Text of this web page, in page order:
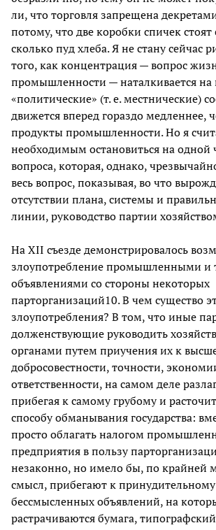
ли, что торговля запрещена
потому, что две коробки спичек стоят
сколько пуд хлеба. Я не стану сейчас
того, как концентрация — вопрос
промышленности — наталкивается
«политические» (т. е. местнические)
движется вперед гораздо медленнее,
продукты промышленности. Но я
необходимым остановиться на одной
вопроса, которая, однако,
весь вопрос, показывая, во что
отсутствии плана, системы и
линии, руководство партии
На XII съезде демонстрировалось
злоупотребление промышленными и
объявлениями со стороны некоторых
парторганизаций10. В чем существо
злоупотребления? В том, что иные
долженствующие руководить
органами путем приучения их к
добросовестности, точности,
ответственности, на самом деле
прибегая к самому грубому и
способу обманывания государства:
просто облагать налогом
предприятия в пользу
незаконно, но имело бы, по крайней
смысл, прибегают к
бессмысленных объявлений, на
растрачиваются бумага,